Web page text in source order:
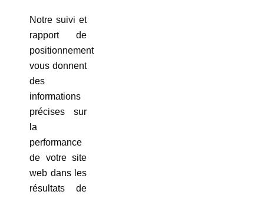
Notre suivi et
rapport de
positionnement
vous donnent
des
informations
précises sur
la
performance
de votre site
web dans les
résultats de